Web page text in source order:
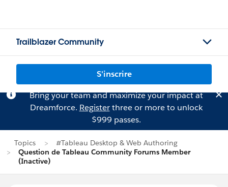
Trailblazer Community
S'inscrire
Bring your team and maximize your impact at
Dreamforce. Registerthree or more to unlock
$999 passes.
Topics
#Tableau Desktop & Web Authoring
Question de Tableau Community Forums Member
(Inactive)